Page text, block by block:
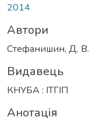
2014
Автори
Стефанишин, Д. В.
Видавець
КНУБА : ІТГІП
Анотація